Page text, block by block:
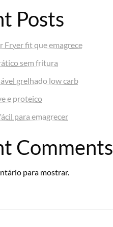
Posts
Fryer fit que emagrece
sem fritura
grelhado low carb
e proteico
para emagrecer
Comments
para mostrar.